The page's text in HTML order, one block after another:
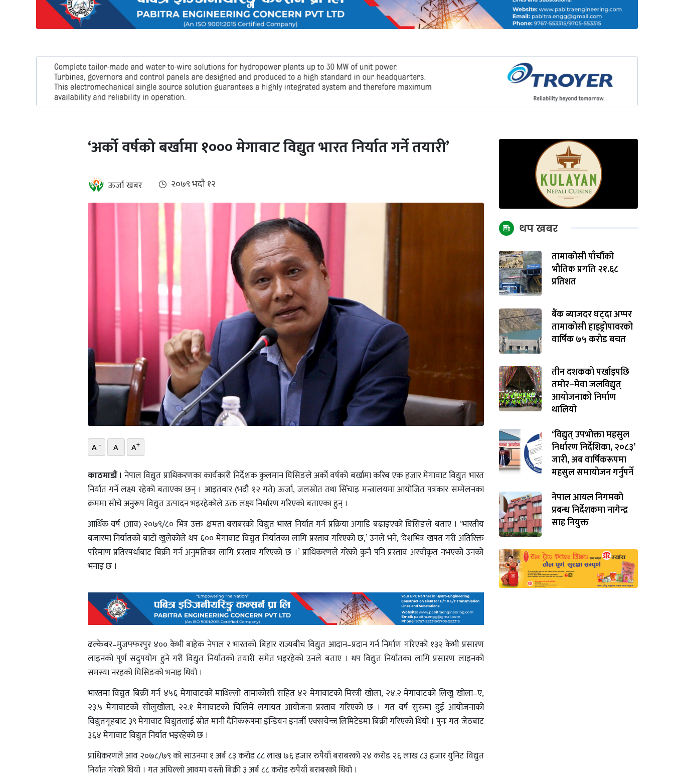
जलवायु
‘अर्को वर्षको बर्खामा १००० मेगावाट विद्युत भारत निर्यात गर्ने तयारी’
ऊर्जा खबर २०७९ भदौ १२
A - A A+
काठमाडौं । नेपाल विद्युत प्राधिकरणका कार्यकारी निर्देशक कुलमान घिसिङले अर्को वर्षको बर्खामा करिब एक हजार मेगावाट विद्युत भारत
निर्यात गर्ने लक्ष्य रहेको बताएका छन् । आइतबार (भदौ १२ गते) ऊर्जा, जलस्रोत तथा सिँचाइ मन्त्रालयमा आयोजित पत्रकार सम्मेलनका
क्रममा सोचे अनुरूप विद्युत उत्पादन भइरहेकोले उक्त लक्ष्य निर्धारण गरिएको बताएका हुन् ।
आर्थिक वर्ष (आव) २०७९/८० भित्र उक्त क्षमता बराबरको विद्युत भारत निर्यात गर्न प्रक्रिया अगाडि बढाइएको घिसिङले बताए । ‘भारतीय
बजारमा निर्यातको बाटो खुलेकोले थप ६०० मेगावाट विद्युत निर्यातका लागि प्रस्ताव गरिएको छ,’ उनले भने, ‘देशभित्र खपत गरी अतिरिक्त
परिमाण प्रतिस्पर्धाबाट बिक्री गर्न अनुमतिका लागि प्रस्ताव गरिएको छ ।’ प्राधिकरणले गरेको कुनै पनि प्रस्ताव अस्वीकृत नभएको उनको
भनाइ छ ।
ढल्केबर–मुजफ्फरपुर ४०० केभी बाहेक नेपाल र भारतको बिहार राज्यबीच विद्युत आदान–प्रदान गर्न निर्माण गरिएको १३२ केभी प्रसारण
लाइनको पूर्ण सदुपयोग हुने गरी विद्युत निर्यातको तयारी समेत भइरहेको उनले बताए । थप विद्युत निर्यातका लागि प्रसारण लाइनको
समस्या नरहको घिसिङको भनाइ थियो ।
भारतमा विद्युत बिक्री गर्न ४५६ मेगावाटको माथिल्लो तामाकोसी सहित ४२ मेगावाटको मिस्त्री खोला, २४.२ मेगावाटको लिखु खोला–ए,
२३.५ मेगावाटको सोलुखोला, २२.१ मेगावाटको चिलिमे लगायत आयोजना प्रस्ताव गरिएको छ । गत वर्ष सुरुमा दुई आयोजनाको
विद्युतगृहबाट ३९ मेगावाट विद्युतलाई स्रोत मानी दैनिकरूपमा इन्डियन इनर्जी एक्सचेन्ज लिमिटेडमा बिक्री गरिएको थियो । पुनः गत जेठबाट
३६४ मेगावाट विद्युत निर्यात भइरहेको छ ।
प्राधिकरणले आव २०७८/७९ को साउनमा १ अर्ब ८३ करोड ८८ लाख ७६ हजार रुपैयाँ बराबरको २४ करोड २६ लाख ८३ हजार युनिट विद्युत
निर्यात गरेको थियो । गत अघिल्लो आवमा यस्तो बिक्री ३ अर्ब ८८ करोड रुपैयाँ बराबरकोे थियो ।
थप खबर
तामाकोसी पाँचौँको
भौतिक प्रगति २१.६८
प्रतिशत
बैंक ब्याजदर घट्दा अप्पर
तामाकोसी हाइड्रोपावरको
वार्षिक ७५ करोड बचत
तीन दशकको पर्खाइपछि
तमोर–मेवा जलविद्युत्
आयोजनाको निर्माण
थालियो
‘विद्युत् उपभोक्ता महसुल
निर्धारण निर्देशिका, २०८३’
जारी, अब वार्षिकरूपमा
महसुल समायोजन गर्नुपर्ने
नेपाल आयल निगमको
प्रबन्ध निर्देशकमा नागेन्द्र
साह नियुक्त